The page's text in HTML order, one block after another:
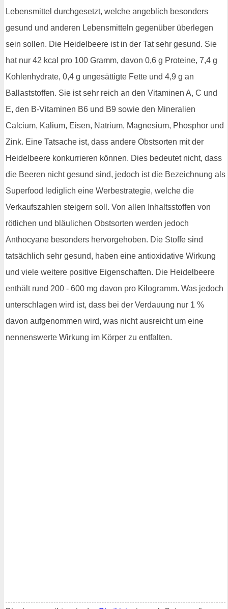
Lebensmittel durchgesetzt, welche angeblich besonders
gesund und anderen Lebensmitteln gegenüber überlegen
sein sollen. Die Heidelbeere ist in der Tat sehr gesund. Sie
hat nur 42 kcal pro 100 Gramm, davon 0,6 g Proteine, 7,4 g
Kohlenhydrate, 0,4 g ungesättigte Fette und 4,9 g an
Ballaststoffen. Sie ist sehr reich an den Vitaminen A, C und
E, den B-Vitaminen B6 und B9 sowie den Mineralien
Calcium, Kalium, Eisen, Natrium, Magnesium, Phosphor und
Zink. Eine Tatsache ist, dass andere Obstsorten mit der
Heidelbeere konkurrieren können. Dies bedeutet nicht, dass
die Beeren nicht gesund sind, jedoch ist die Bezeichnung als
Superfood lediglich eine Werbestrategie, welche die
Verkaufszahlen steigern soll. Von allen Inhaltsstoffen von
rötlichen und bläulichen Obstsorten werden jedoch
Anthocyane besonders hervorgehoben. Die Stoffe sind
tatsächlich sehr gesund, haben eine antioxidative Wirkung
und viele weitere positive Eigenschaften. Die Heidelbeere
enthält rund 200 - 600 mg davon pro Kilogramm. Was jedoch
unterschlagen wird ist, dass bei der Verdauung nur 1 %
davon aufgenommen wird, was nicht ausreicht um eine
nennenswerte Wirkung im Körper zu entfalten.